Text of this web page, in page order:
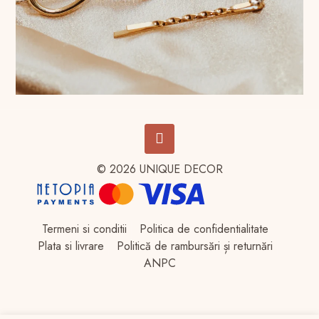
© 2026 UNIQUE DECOR
Termeni si conditii
Politica de confidentialitate
Plata si livrare
Politică de rambursări și returnări
ANPC